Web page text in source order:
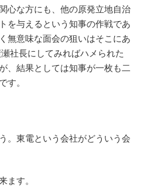
心な方にも、他の原発立地自治
を与えるという知事の作戦であ
無意味な面会の狙いはそこにあ
社長にしてみればハメられた
、結果としては知事が一枚も二
す。
。東電という会社がどういう会
ます。